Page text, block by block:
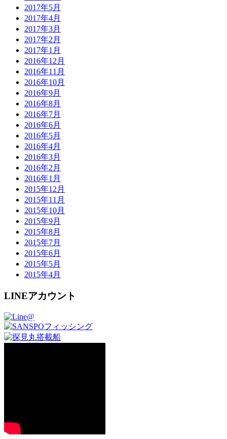
2017年5月
2017年4月
2017年3月
2017年2月
2017年1月
2016年12月
2016年11月
2016年10月
2016年9月
2016年8月
2016年7月
2016年6月
2016年5月
2016年4月
2016年3月
2016年2月
2016年1月
2015年12月
2015年11月
2015年10月
2015年9月
2015年8月
2015年7月
2015年6月
2015年5月
2015年4月
LINEアカウント